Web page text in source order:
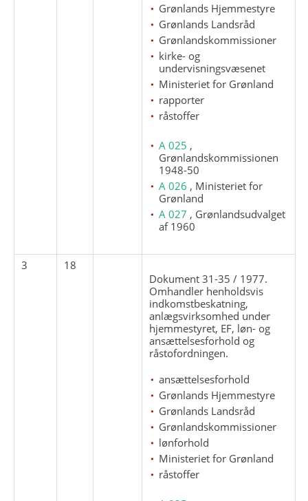
Grønlands Hjemmestyre
Grønlands Landsråd
Grønlandskommissioner
kirke- og
undervisningsvæsenet
Ministeriet for Grønland
rapporter
råstoffer
A 025 ,
Grønlandskommissionen
1948-50
A 026 , Ministeriet for
Grønland
A 027 , Grønlandsudvalget
af 1960
3
18
Dokument 31-35 / 1977.
Omhandler henholdsvis
indkomstbeskatning,
anlægsvirksomhed under
hjemmestyret, EF, løn- og
ansættelsesforhold og
råstofordningen.
ansættelsesforhold
Grønlands Hjemmestyre
Grønlands Landsråd
Grønlandskommissioner
lønforhold
Ministeriet for Grønland
råstoffer